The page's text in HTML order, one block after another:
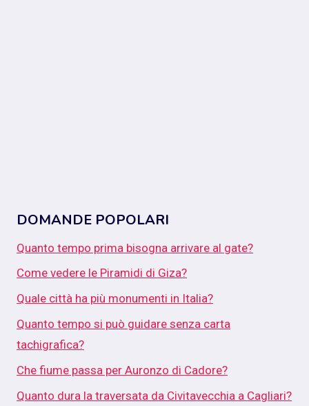
DOMANDE POPOLARI
Quanto tempo prima bisogna arrivare al gate?
Come vedere le Piramidi di Giza?
Quale città ha più monumenti in Italia?
Quanto tempo si può guidare senza carta
tachigrafica?
Che fiume passa per Auronzo di Cadore?
Quanto dura la traversata da Civitavecchia a Cagliari?